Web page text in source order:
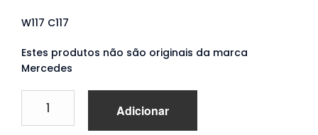
W117 C117
Estes produtos não são originais da marca
Mercedes
Difusor
Adicionar